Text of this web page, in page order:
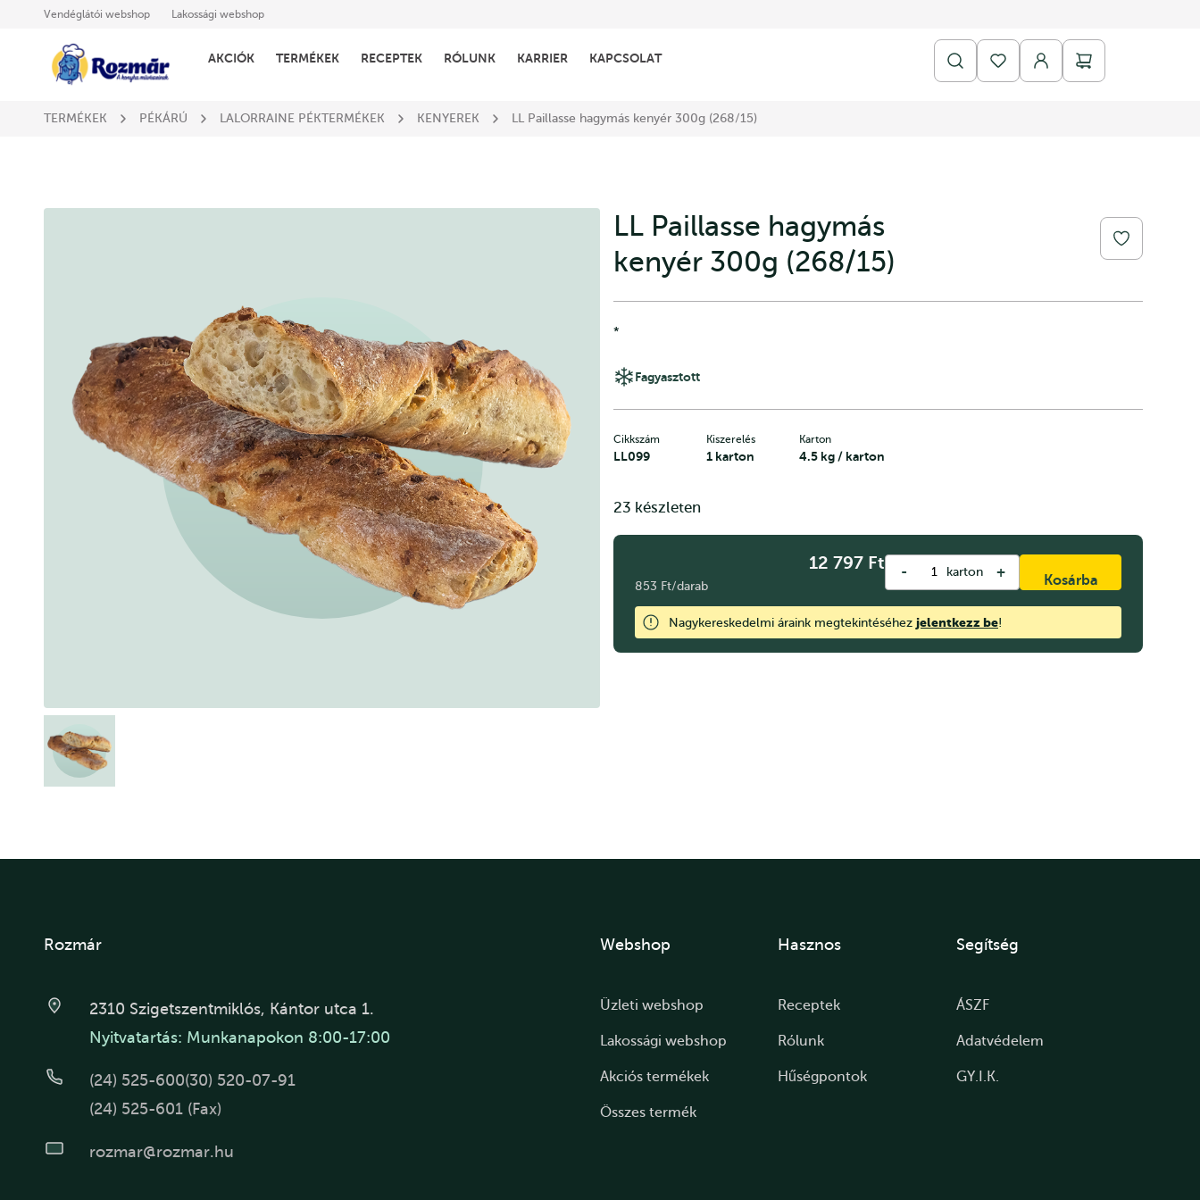
Vendéglátói webshop Lakossági webshop
AKCIÓK TERMÉKEK RECEPTEK RÓLUNK KARRIER KAPCSOLAT
TERMÉKEK PÉKÁRÚ LALORRAINE PÉKTERMÉKEK KENYEREK LL Paillasse hagymás kenyér 300g (268/15)
LL Paillasse hagymás
kenyér 300g (268/15)
*
Fagyasztott
Cikkszám
LL099
Kiszerelés
1 karton
Karton
4.5 kg / karton
23 készleten
12 797 Ft
853 Ft/darab
- karton + Kosárba
Nagykereskedelmi áraink megtekintéséhez jelentkezz be!
Rozmár
2310 Szigetszentmiklós, Kántor utca 1.
Nyitvatartás: Munkanapokon 8:00-17:00
(24) 525-600(30) 520-07-91
(24) 525-601 (Fax)
rozmar@rozmar.hu
Webshop
Üzleti webshop
Lakossági webshop
Akciós termékek
Összes termék
Hasznos
Receptek
Rólunk
Hűségpontok
Segítség
ÁSZF
Adatvédelem
GY.I.K.